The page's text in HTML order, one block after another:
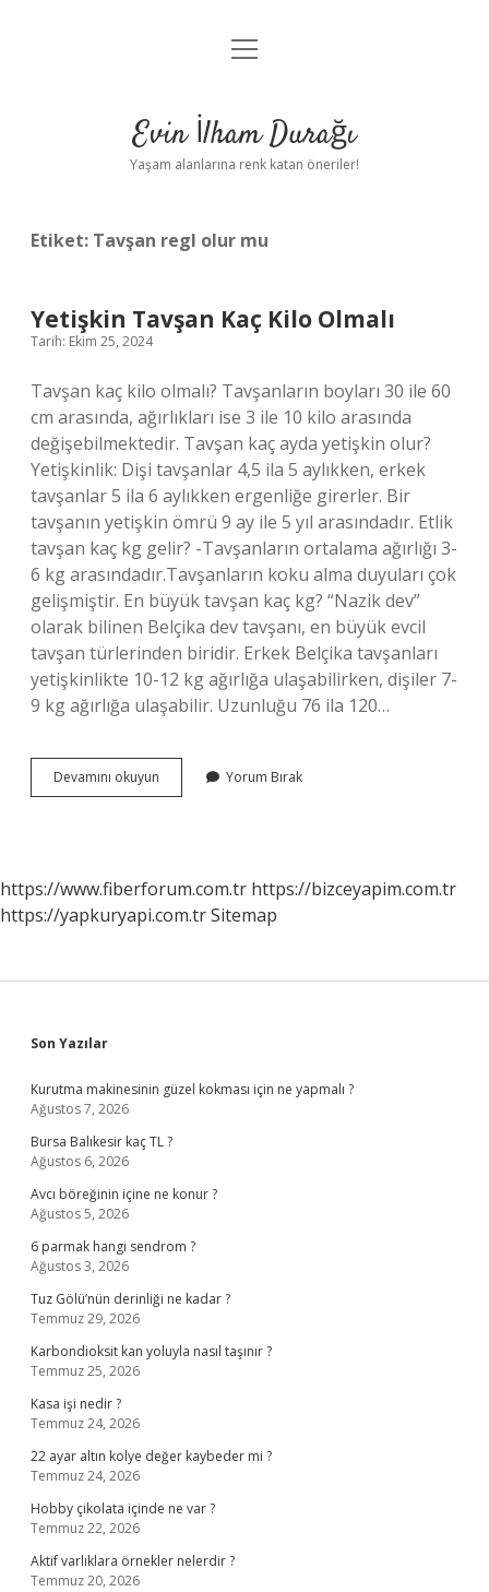
Anasayfa
Yasal Uyarı
menüyü
Evin İlham Durağı
Yaşam alanlarına renk katan öneriler!
Etiket: Tavşan regl olur mu
Yetişkin Tavşan Kaç Kilo Olmalı
Tarih: Ekim 25, 2024
Tavşan kaç kilo olmalı? Tavşanların boyları 30 ile 60
cm arasında, ağırlıkları ise 3 ile 10 kilo arasında
değişebilmektedir. Tavşan kaç ayda yetişkin olur?
Yetişkinlik: Dişi tavşanlar 4,5 ila 5 aylıkken, erkek
tavşanlar 5 ila 6 aylıkken ergenliğe girerler. Bir
tavşanın yetişkin ömrü 9 ay ile 5 yıl arasındadır. Etlik
tavşan kaç kg gelir? -Tavşanların ortalama ağırlığı 3-
6 kg arasındadır.Tavşanların koku alma duyuları çok
gelişmiştir. En büyük tavşan kaç kg? “Nazik dev”
olarak bilinen Belçika dev tavşanı, en büyük evcil
tavşan türlerinden biridir. Erkek Belçika tavşanları
yetişkinlikte 10-12 kg ağırlığa ulaşabilirken, dişiler 7-
9 kg ağırlığa ulaşabilir. Uzunluğu 76 ila 120…
Devamını okuyun
Tavşan
Yorum Bırak
https://www.fiberforum.com.tr https://bizceyapim.com.tr
https://yapkuryapi.com.trSitemap
Sidebar
Son Yazılar
Kurutma makinesinin güzel kokması için ne yapmalı ?
Ağustos 7, 2026
Bursa Balıkesir kaç TL ?
Ağustos 6, 2026
Avcı böreğinin içine ne konur ?
Ağustos 5, 2026
6 parmak hangi sendrom ?
Ağustos 3, 2026
Tuz Gölü’nün derinliği ne kadar ?
Temmuz 29, 2026
Karbondioksit kan yoluyla nasıl taşınır ?
Temmuz 25, 2026
Kasa işi nedir ?
Temmuz 24, 2026
22 ayar altın kolye değer kaybeder mi ?
Temmuz 24, 2026
Hobby çikolata içinde ne var ?
Temmuz 22, 2026
Aktif varlıklara örnekler nelerdir ?
Temmuz 20, 2026